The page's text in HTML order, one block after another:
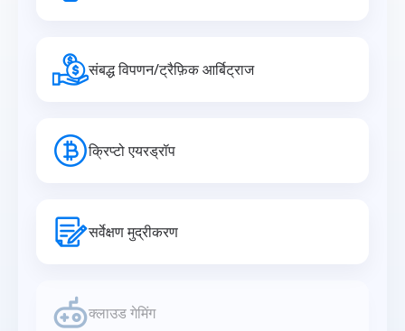
संबद्ध विपणन/ट्रैफ़िक आर्बिट्राज
क्रिप्टो एयरड्रॉप
सर्वेक्षण मुद्रीकरण
क्लाउड गेमिंग